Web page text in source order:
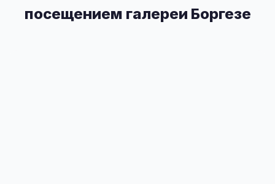
посещением галереи Боргезе